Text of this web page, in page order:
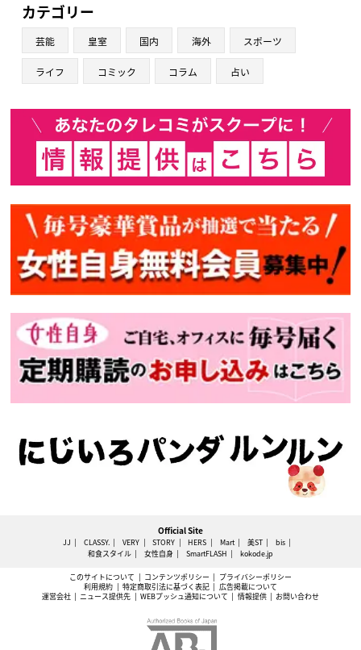
カテゴリー
芸能 皇室 国内 海外 スポーツ
ライフ コミック コラム 占い
Official Site
JJ CLASSY. VERY STORY HERS Mart 美ST
bis
和食スタイル
女性自身 SmartFLASH kokode.jp
このサイトについて コンテンツポリシー
プライバシーポリシー
利用規約
特定商取引法に基づく表記
広告掲載について
運営会社
ニュース提供先 WEBプッシュ通知について 情報提供 お問い合わせ